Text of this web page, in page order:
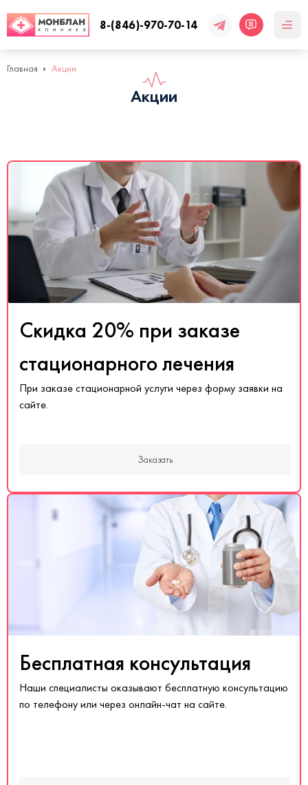
8-(846)-970-70-14
Главная Акции
Акции
Скидка 20% при заказе
стационарного лечения
При заказе стационарной услуги через форму заявки на
сайте.
Заказать
Бесплатная консультация
Наши специалисты оказывают бесплатную консультацию
по телефону или через онлайн-чат на сайте.